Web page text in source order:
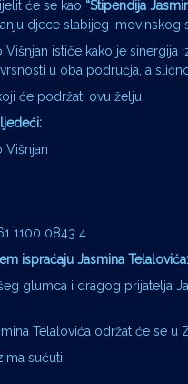
će se kao “Stipendija
djece slabijeg
ističe kako je sinergija
u oba područja, a
će podržati ovu želju.
Višnjan
1100 0843 4
ispraćaju Jasmina Telalovića:
glumca i dragog prijatelja
Telalovića održat će se u
sućuti.